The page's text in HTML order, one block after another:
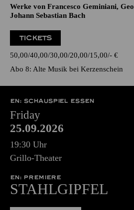
Werke von Francesco Geminiani,
Johann Sebastian Bach
TICKETS
50,00 40,00 30,00 20,00 15,00 - €
Abo 8: Alte Musik bei Kerzenschein
EN: SCHAUSPIEL ESSEN
Friday
25.09.2026
19:30 Uhr
Grillo-Theater
EN: PREMIERE
STAHLGIPFEL